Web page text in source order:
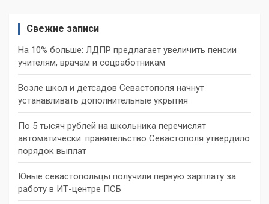
Свежие записи
На 10% больше: ЛДПР предлагает увеличить пенсии
учителям, врачам и соцработникам
Возле школ и детсадов Севастополя начнут
устанавливать дополнительные укрытия
По 5 тысяч рублей на школьника перечислят
автоматически: правительство Севастополя утвердило
порядок выплат
Юные севастопольцы получили первую зарплату за
работу в ИТ-центре ПСБ